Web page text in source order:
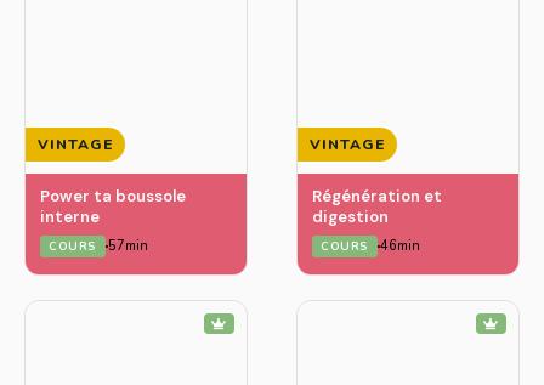
VINTAGE
Power ta boussole
interne
COURS 57min
VINTAGE
Régénération et
digestion
COURS 46min